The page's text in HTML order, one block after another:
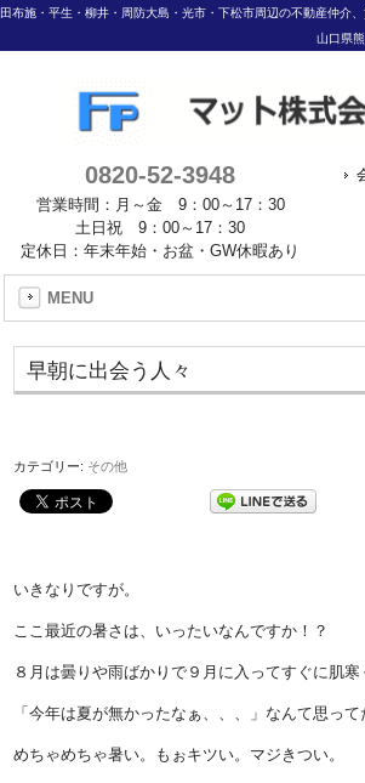
田布施・平生・柳井・周防大島・光市・下松市周辺の不動産仲介
山口県
0820-52-3948
営業時間：月～金 9：00～17：30
土日祝 9：00～17：30
定休日：年末年始・お盆・GW休暇あり
MENU
早朝に出会う人々
カテゴリー: その他
いきなりですが。
ここ最近の暑さは、いったいなんですか！？
８月は曇りや雨ばかりで９月に入ってすぐに肌寒
「今年は夏が無かったなぁ、、、」なんて思っ
めちゃめちゃ暑い。もぉキツい。マジきつい。